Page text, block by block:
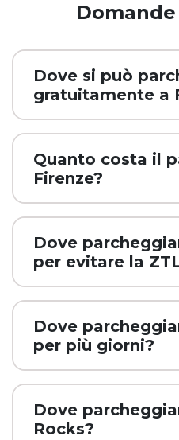
Dove si può
gratuitamente a
Quanto costa il
Firenze?
Dove
per evitare la
Dove
per più giorni?
Dove
Rocks?